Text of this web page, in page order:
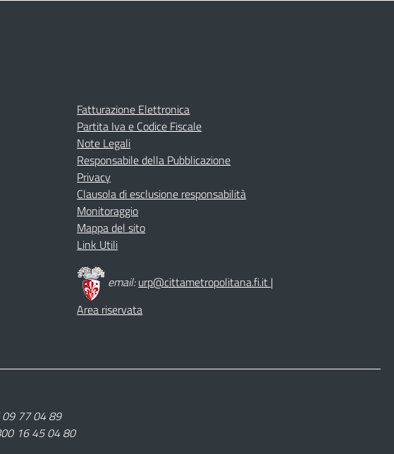
Fatturazione Elettronica
Partita Iva e Codice Fiscale
Note Legali
Responsabile della Pubblicazione
Privacy
Clausola di esclusione responsabilità
Monitoraggio
Mappa del sito
Link Utili
email:urp@cittametropolitana.fi.it |
Area riservata
09 77 04 89
16 45 04 80